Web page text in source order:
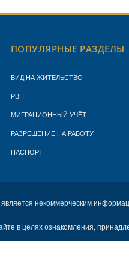
ПОПУЛЯРНЫЕ РАЗДЕЛЫ
ВИД НА ЖИТЕЛЬСТВО
РВП
МИГРАЦИОННЫЙ УЧЁТ
РАЗРЕШЕНИЕ НА РАБОТУ
ПАСПОРТ
некоммерческим
в целях ознакомления,